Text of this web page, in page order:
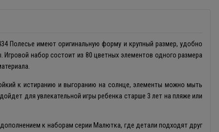
Полесье имеют оригинальную форму и крупный размер, удобно
набор состоит из 80 цветных элементов одного размера
к истиранию и выгоранию на солнце, элементы можно мыть
для увлекательной игры ребенка старше 3 лет на пляже или
к наборам серии Малютка, где детали подходят друг